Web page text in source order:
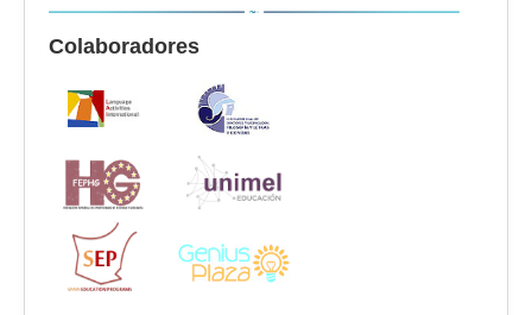
Colaboradores